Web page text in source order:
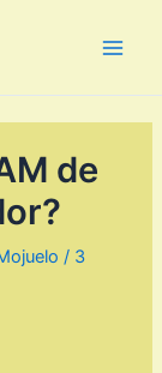
de
/ 3